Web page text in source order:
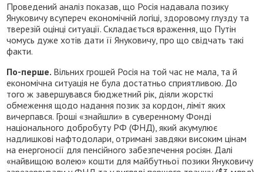
Проведений аналіз показав, що Росія надавала позику
Януковичу всупереч економічній логіці, здоровому глузду та
тверезій оцінці ситуації. Складається враження, що Путін
чомусь дуже хотів дати її Януковичу, про що свідчать такі
факти.
По-перше. Вільних грошей Росія на той час не мала, та й
економічна ситуація не була достатньо сприятливою. До
того ж завершувався бюджетний рік, діяли жорсткі
обмеження щодо надання позик за кордон, ліміт яких
вичерпався. Гроші «знайшли» в суверенному Фонді
національного добробуту РФ (ФНД), який акумулює
надлишкові нафтодолари, отримані завдяки високим цінам
на енергоносії для пенсійного забезпечення росіян. Далі
«найвищою волею» кошти для майбутньої позики Януковичу